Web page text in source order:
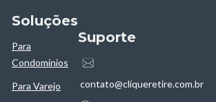
Soluçōes
Para
Condomínios
Para Varejo
Suporte
contato@cliqueretire.com.br